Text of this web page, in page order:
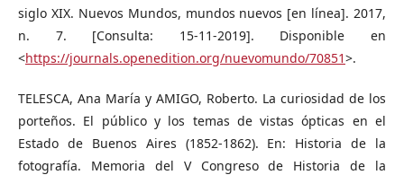
siglo XIX. Nuevos Mundos, mundos nuevos [en línea]. 2017,
n. 7. [Consulta: 15-11-2019]. Disponible en
<https://journals.openedition.org/nuevomundo/70851>.
TELESCA, Ana María y AMIGO, Roberto. La curiosidad de los
porteños. El público y los temas de vistas ópticas en el
Estado de Buenos Aires (1852-1862). En: Historia de la
fotografía. Memoria del V Congreso de Historia de la